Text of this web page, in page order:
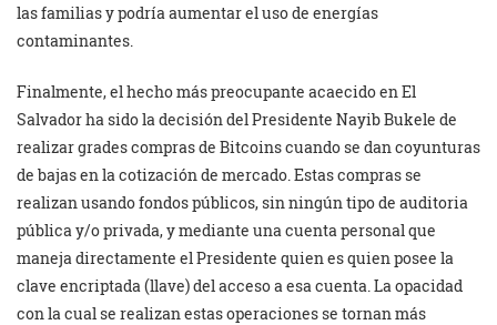
las familias y podría aumentar el uso de energías
contaminantes.
Finalmente, el hecho más preocupante acaecido en El
Salvador ha sido la decisión del Presidente Nayib Bukele de
realizar grades compras de Bitcoins cuando se dan coyunturas
de bajas en la cotización de mercado. Estas compras se
realizan usando fondos públicos, sin ningún tipo de auditoria
pública y/o privada, y mediante una cuenta personal que
maneja directamente el Presidente quien es quien posee la
clave encriptada (llave) del acceso a esa cuenta. La opacidad
con la cual se realizan estas operaciones se tornan más